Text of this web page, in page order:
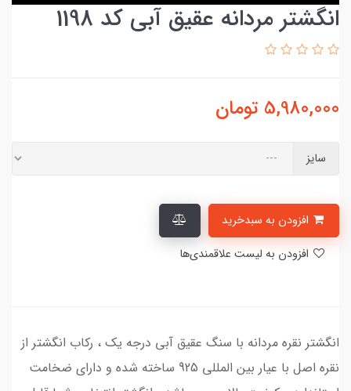
انگشتر مردانه عقیق آبی کد 1198
5,980,000 تومان
سایز
انگشتر نقره مردانه با سنگ عقیق آبی درجه یک ، رکاب انگشتر از
نقره اصل با عیار بین المللی 925 ساخته شده و دارای ضخامت